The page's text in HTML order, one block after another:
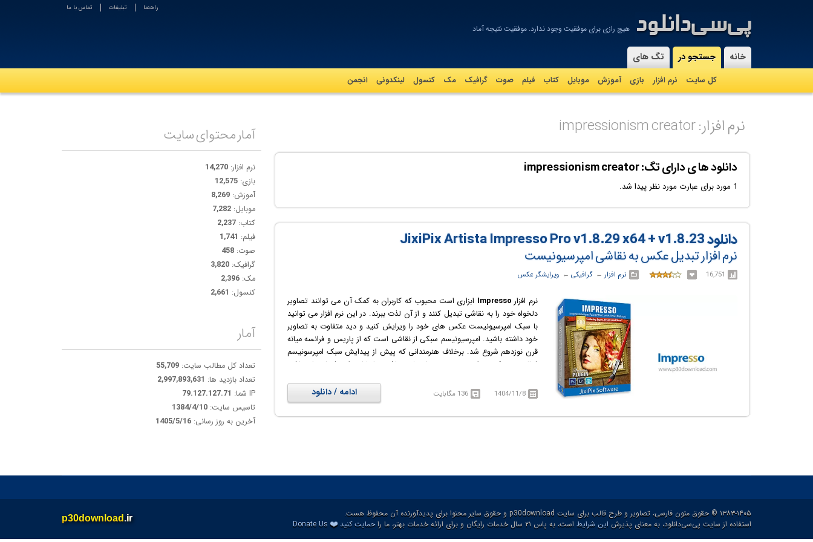
-
هیچ رازی برای موفقیت وجود ندارد. موفقیت نتیجه آمادگ_
راهنما تبلیغات تماس با ما
خانه جستجو در
کل سایت نرم افزار بازی آموزش موبايل کتاب فیلم صوت گرافيک مک کنسول لینکدونی انجمن
تگ های
نرم افزار: impressionism creator
دانلود ها ی دارای تگ: impressionism creator
1 مورد برای عبارت مورد نظر پیدا شد.
دانلود JixiPix Artista Impresso Pro v1.8.29 x64 + v1.8.23
نرم افزار تبدیل عکس به نقاشی امپرسیونیست
16,751 نرم افزار ← ‏گرافیکی ← ‏ ویرایشگر عکس
نرم افزار Impresso ابزاری است محبوب که کاربران به کمک آن می توانند تصاویر
دلخواه خود را به نقاشی تبدیل کنند و از آن لذت ببرند. در این نرم افزار می توانید
با سبک امپرسیونیست عکس های خود را ویرایش کنید و دید متفاوت به تصاویر
خود داشته باشید. امپرسیونیسم سبکی از نقاشی است که از پاریس و فرانسه میانه
قرن نوزدهم شروع شد. برخلاف هنرمندانی که پیش از پیدایش سبک امپرسونیسم
فعالیت می کردند، امپرسیونیست ها بیشتر نقاشی هایشان را در فضای باز نقاشی
کشتزارها و اقیانوس ها را به تصویر بکشند. امپرسیونیست ها اغلب موضوعاتشان
را از فضای آزاد می گرفتند و آن چه را که در آن می دیدند نقاشی می کردند.
1404/11/8 136 مگابایت ادامه / دانلود
آمار محتوای سایت
نرم افزار: 14,270
بازی: 12,575
آموزش: 8,269
موبایل: 7,282
کتاب: 2,237
فیلم: 1,741
صوت: 458
گرافیک: 3,820
مک: 2,396
کنسول: 2,661
آمار
تعداد کل مطالب سایت: 55,709
تعداد بازدید ها: 2,997,893,631
IP شما:
79.127.127.71
تاسیس سایت: 1384/4/10
آخرین به روز رسانی: 1405/5/16
۱۳۸۳-۱۴۰۵ © حقوق متون فارسی، تصاویر و طرح قالب برای سایت p30download و حقوق سایر محتوا برای پدیدآورنده آن محفوظ هست.
استفاده از سایت پی‌سی‌دانلود، به معنای پذیرش این شرایط است، به پاس ۲۱ سال خدمات رایگان و برای ارائه خدمات بهتر، ما را حمایت کنید❤️
p30download